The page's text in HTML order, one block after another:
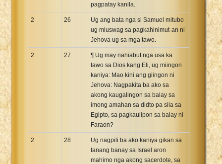
pagpatay kanila.
2 26
Ug ang bata nga si Samuel mitubo
ug miuswag sa pagkahinimut-an ni
Jehova ug sa mga tawo.
2 27
¶ Ug may nahiabut nga usa ka
tawo sa Dios kang Eli, ug miingon
kaniya: Mao kini ang giingon ni
Jehova: Nagpakita ba ako sa
akong kaugalingon sa balay sa
imong amahan sa didto pa sila sa
Egipto, sa pagkaulipon sa balay ni
Faraon?
2 28
Ug nagpili ba ako kaniya gikan sa
tanang banay sa Israel aron
mahimo nga akong sacerdote, sa